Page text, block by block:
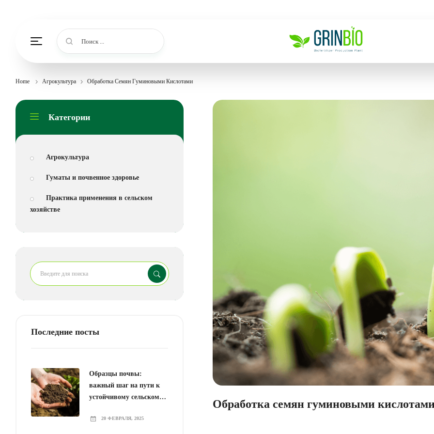
Поиск ...
Home Агрокультура Обработка Семян Гуминовыми Кислотами
Категории
Агрокультура
Гуматы и почвенное здоровье
Практика применения в сельском
хозяйстве
Последние посты
Образцы почвы:
важный шаг на пути к
устойчивому сельскому
20 ФЕВРАЛЯ, 2025
Обработка семян гуминовыми